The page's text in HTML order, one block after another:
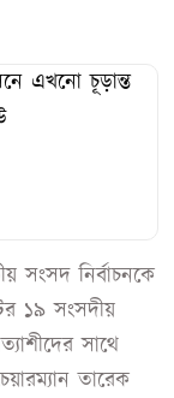
সংসদ নির্বাচনকে
১৯ সংসদীয়
সাথে
তারেক